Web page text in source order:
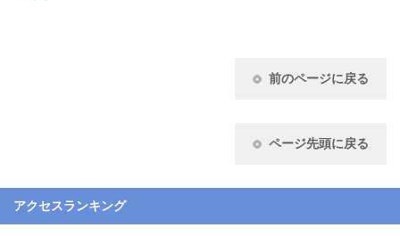
前のページに戻る
ページ先頭に戻る
アクセスランキング